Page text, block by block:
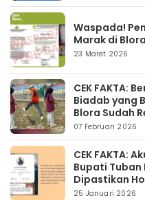
Waspada!
Marak di
23 Maret 2026
CEK FAKTA:
Biadab yang
Blora Sudah
07 Februari 2026
CEK FAKTA:
Bupati Tuban
Dipastikan
25 Januari 2026